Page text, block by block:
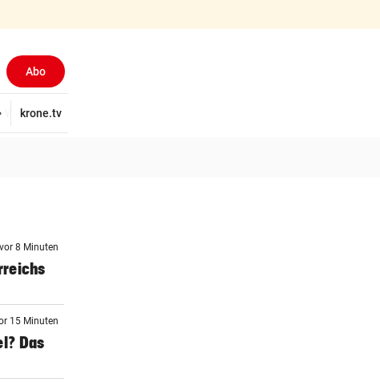
Abo
Wirtschaft
krone.tv
vor 8 Minuten
15 Minuten
Das